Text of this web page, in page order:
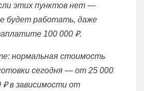
этих пунктов нет —
будет работать, даже
100 000 ₽.
нормальная стоимость
сегодня — от 25 000
₽ в зависимости от